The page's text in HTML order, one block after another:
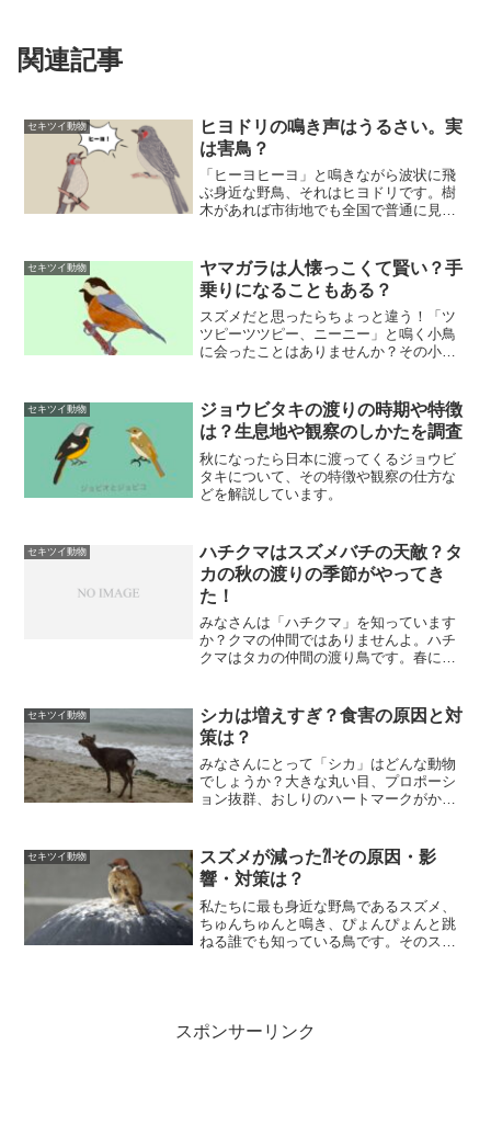
関連記事
セキツイ動物
ヒヨドリの鳴き声はうるさい。実
は害鳥？
「ヒーヨヒーヨ」と鳴きながら波状に飛
ぶ身近な野鳥、それはヒヨドリです。樹
木があれば市街地でも全国で普通に見ら
されていたり、逆に害鳥扱いされていた
りと知らない面もたくさん...
セキツイ動物
ヤマガラは人懐っこくて賢い？手
乗りになることもある？
スズメだと思ったらちょっと違う！「ツ
ツピーツツピー、ニーニー」と鳴く小鳥
に会ったことはありませんか？その小鳥
らヤマガラと呼ばれます。（諸説あり）
このヤマガラ人懐っこくて...
セキツイ動物
ジョウビタキの渡りの時期や特徴
は？生息地や観察のしかたを調査
秋になったら日本に渡ってくるジョウビ
タキについて、その特徴や観察の仕方な
どを解説しています。
セキツイ動物
ハチクマはスズメバチの天敵？タ
カの秋の渡りの季節がやってき
た！
みなさんは「ハチクマ」を知っています
か？クマの仲間ではありませんよ。ハチ
クマはタカの仲間の渡り鳥です。春に南
っていきます。９月から１０月は日本各
所で「ハチクマの渡り」が...
セキツイ動物
シカは増えすぎ？食害の原因と対
策は？
みなさんにとって「シカ」はどんな動物
でしょうか？大きな丸い目、プロポーシ
ョン抜群、おしりのハートマークがかわ
る所で有名ですね。特に奈良公園のシカ
は人なつこくて、鹿せんべい...
セキツイ動物
スズメが減った⁈その原因・影
響・対策は？
私たちに最も身近な野鳥であるスズメ、
ちゅんちゅんと鳴き、ぴょんぴょんと跳
ねる誰でも知っている鳥です。そのスズ
スポンサーリンク